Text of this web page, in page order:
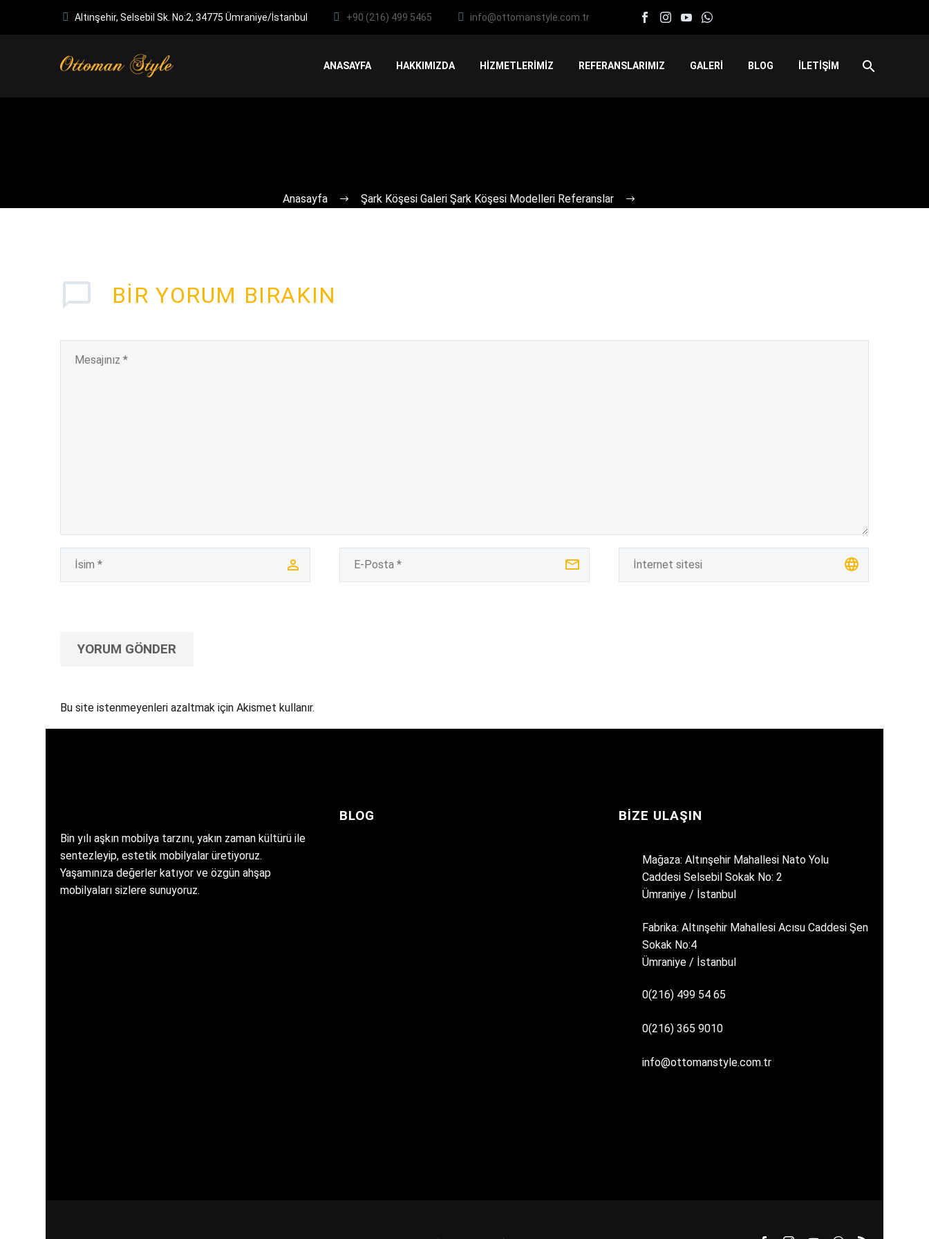
Altınşehir, Selsebil Sk. No:2, 34775 Ümraniye/İstanbul +90 (216) 499 5465 info@ottomanstyle.com.tr
ANASAYFA HAKKIMIZDA HİZMETLERİMİZ REFERANSLARIMIZ GALERİ BLOG İLETİŞİM
Anasayfa Şark Köşesi Galeri Şark Köşesi Modelleri Referanslar
BIR YORUM BIRAKIN
YORUM GÖNDER
Bu site istenmeyenleri azaltmak için Akismet kullanır.
Bin yılı aşkın mobilya tarzını, yakın zaman kültürü ile
sentezleyip, estetik mobilyalar üretiyoruz.
Yaşamınıza değerler katıyor ve özgün ahşap
mobilyaları sizlere sunuyoruz.
BLOG BIZE ULAŞIN
Mağaza: Altınşehir Mahallesi Nato Yolu
Caddesi Selsebil Sokak No: 2
Ümraniye / İstanbul
Fabrika: Altınşehir Mahallesi Acısu Caddesi Şen
Sokak No:4
Ümraniye / İstanbul
0(216) 499 54 65
0(216) 365 9010
info@ottomanstyle.com.tr